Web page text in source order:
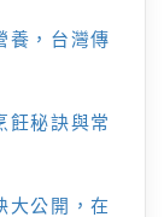
養，台灣傳
飪秘訣與常
大公開，在